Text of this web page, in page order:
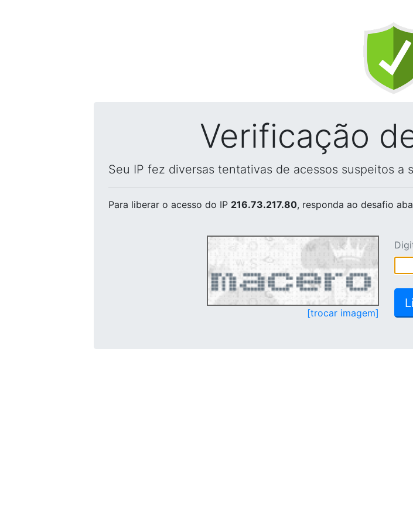
Verificação
Seu IP fez diversas tentativas de acessos suspeitos a
Para liberar o acesso do IP 216.73.217.80, responda ao desafio
[trocar imagem]